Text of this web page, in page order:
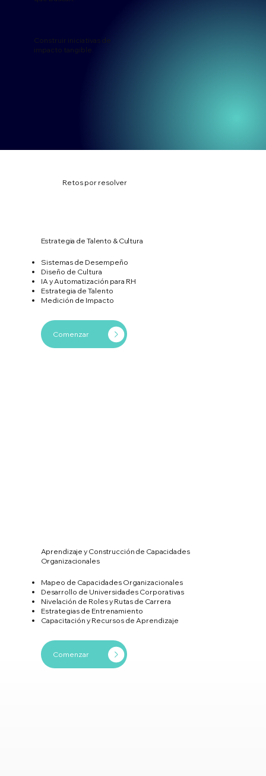
Construir iniciativas de
impacto tangible.
Retos por resolver
Estrategia de Talento & Cultura
Sistemas de Desempeño
Diseño de Cultura
IA y Automatización para RH
Estrategia de Talento
Medición de Impacto
Comenzar
Aprendizaje y Construcción de Capacidades
Organizacionales
Mapeo de Capacidades Organizacionales
Desarrollo de Universidades Corporativas
Nivelación de Roles y Rutas de Carrera
Estrategias de Entrenamiento
Capacitación y Recursos de Aprendizaje
Comenzar